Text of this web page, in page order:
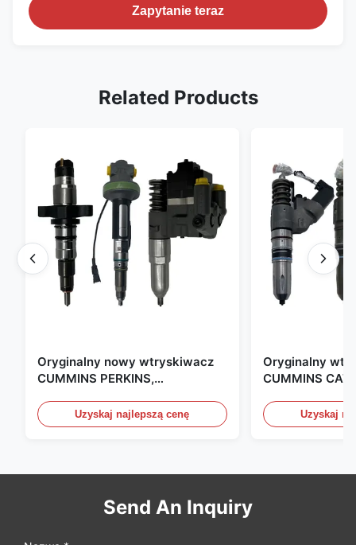
Zapytanie teraz
Related Products
Oryginalny nowy wtryskiwacz
CUMMINS PERKINS,
CAT, CUMMINS, Pkerins Dealer,
wszystko jest oryginalnie nowe
Uzyskaj najlepszą cenę
Oryginalny
CUMMINS CAT
Zjednoczonych.
Uzyskaj
Send An Inquiry